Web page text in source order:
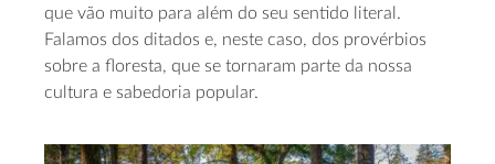
que vão muito para além do seu sentido literal.
Falamos dos ditados e, neste caso, dos provérbios
sobre a floresta, que se tornaram parte da nossa
cultura e sabedoria popular.